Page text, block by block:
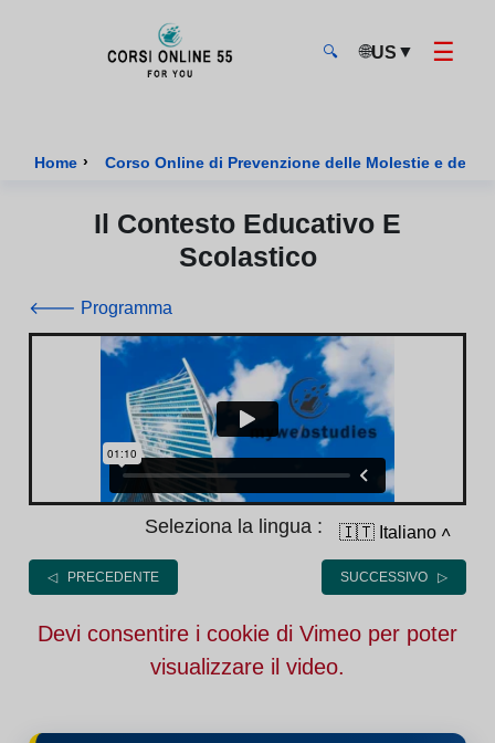
🔍 🌐US ▼ ☰
Home › Corso Online di Prevenzione delle Molestie e della
Il Contesto Educativo E
Scolastico
🡐 Programma
Seleziona la lingua : 🇮🇹 Italiano ˄
◁ PRECEDENTE SUCCESSIVO ▷
Devi consentire i cookie di Vimeo per poter
visualizzare il video.